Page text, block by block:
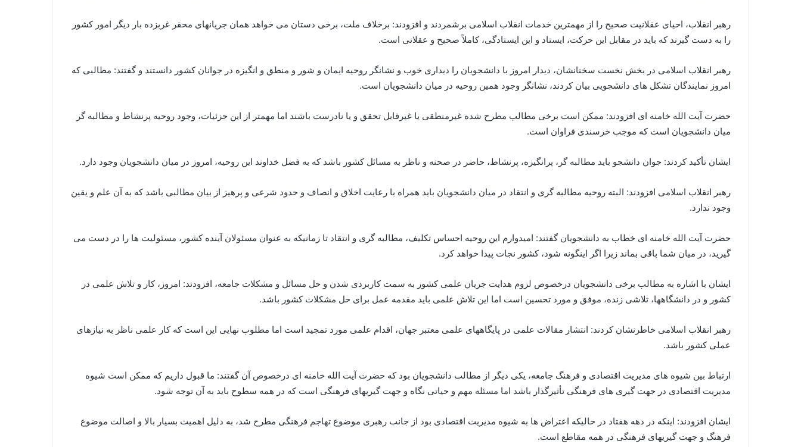
رهبر انقلاب، احیای عقلانیت صحیح را از مهمترین خدمات انقلاب اسلامی برشمردند و افزودند: برخلاف ملت، برخی دستان می خواهد همان جریانهای محقر غربزده بار دیگر امور کشور
را به دست گیرند که باید در مقابل این حرکت، ایستاد و این ایستادگی، کاملاً صحیح و عقلانی است.
رهبر انقلاب اسلامی در بخش نخست سخنانشان، دیدار امروز با دانشجویان را دیداری خوب و نشانگر روحیه ایمان و شور و منطق و انگیزه در جوانان کشور دانستند و گفتند: مطالبی که
امروز نمایندگان تشکل های دانشجویی بیان کردند، نشانگر وجود همین روحیه در میان دانشجویان است.
حضرت آیت الله خامنه ای افزودند: ممکن است برخی مطالب مطرح شده غیرمنطقی یا غیرقابل تحقق و یا نادرست باشند اما مهمتر از این جزئیات، وجود روحیه پرنشاط و مطالبه گر
میان دانشجویان است که موجب خرسندی فراوان است.
ایشان تأکید کردند: جوان دانشجو باید مطالبه گر، پرانگیزه، پرنشاط، حاضر در صحنه و ناظر به مسائل کشور باشد که به فضل خداوند این روحیه، امروز در میان دانشجویان وجود دارد.
رهبر انقلاب اسلامی افزودند: البته روحیه مطالبه گری و انتقاد در میان دانشجویان باید همراه با رعایت اخلاق و انصاف و حدود شرعی و پرهیز از بیان مطالبی باشد که به آن علم و یقین
وجود ندارد.
حضرت آیت الله خامنه ای خطاب به دانشجویان گفتند: امیدوارم این روحیه احساس تکلیف، مطالبه گری و انتقاد تا زمانیکه به عنوان مسئولان آینده کشور، مسئولیت ها را در دست می
گیرید، در میان شما باقی بماند زیرا اگر اینگونه شود، کشور نجات پیدا خواهد کرد.
ایشان با اشاره به مطالب برخی دانشجویان درخصوص لزوم هدایت جریان علمی کشور به سمت کاربردی شدن و حل مسائل و مشکلات جامعه، افزودند: امروز، کار و تلاش علمی در
کشور و در دانشگاهها، تلاشی زنده، موفق و مورد تحسین است اما این تلاش علمی باید مقدمه عمل برای حل مشکلات کشور باشد.
رهبر انقلاب اسلامی خاطرنشان کردند: انتشار مقالات علمی در پایگاههای علمی معتبر جهان، اقدام علمی مورد تمجید است اما مطلوب نهایی این است که کار علمی ناظر به نیازهای
عملی کشور باشد.
ارتباط بین شیوه های مدیریت اقتصادی و فرهنگ جامعه، یکی دیگر از مطالب دانشجویان بود که حضرت آیت الله خامنه ای درخصوص آن گفتند: ما قبول داریم که ممکن است شیوه
مدیریت اقتصادی در جهت گیری های فرهنگی تأثیرگذار باشد اما مسئله مهم و حیاتی نگاه و جهت گیریهای فرهنگی است که در همه سطوح باید به آن توجه شود.
ایشان افزودند: اینکه در دهه هفتاد در حالیکه اعتراض ها به شیوه مدیریت اقتصادی بود از جانب رهبری موضوع تهاجم فرهنگی مطرح شد، به دلیل اهمیت بسیار بالا و اصالت موضوع
فرهنگ و جهت گیریهای فرهنگی در همه مقاطع است.